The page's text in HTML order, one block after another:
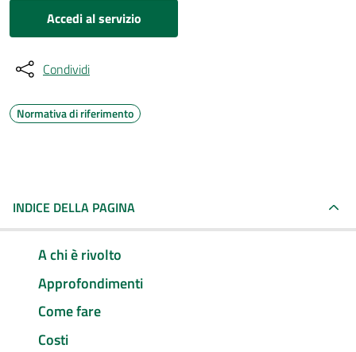
Accedi al servizio
Condividi
Normativa di riferimento
INDICE DELLA PAGINA
A chi è rivolto
Approfondimenti
Come fare
Costi